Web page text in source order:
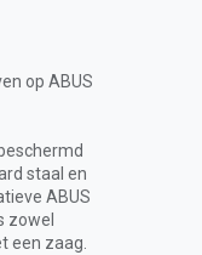
op ABUS
staal en
ABUS
zowel
een zaag.